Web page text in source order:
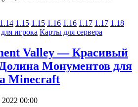
1.14 1.15 1.15 1.16 1.16 1.17 1.17 1.18
игрока Карты для сервера
Valley — Красивый
Монументов для
Minecraft
2022 00:00